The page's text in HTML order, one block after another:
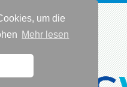
um die
Mehr lesen
0 36 83 - 40 91 0